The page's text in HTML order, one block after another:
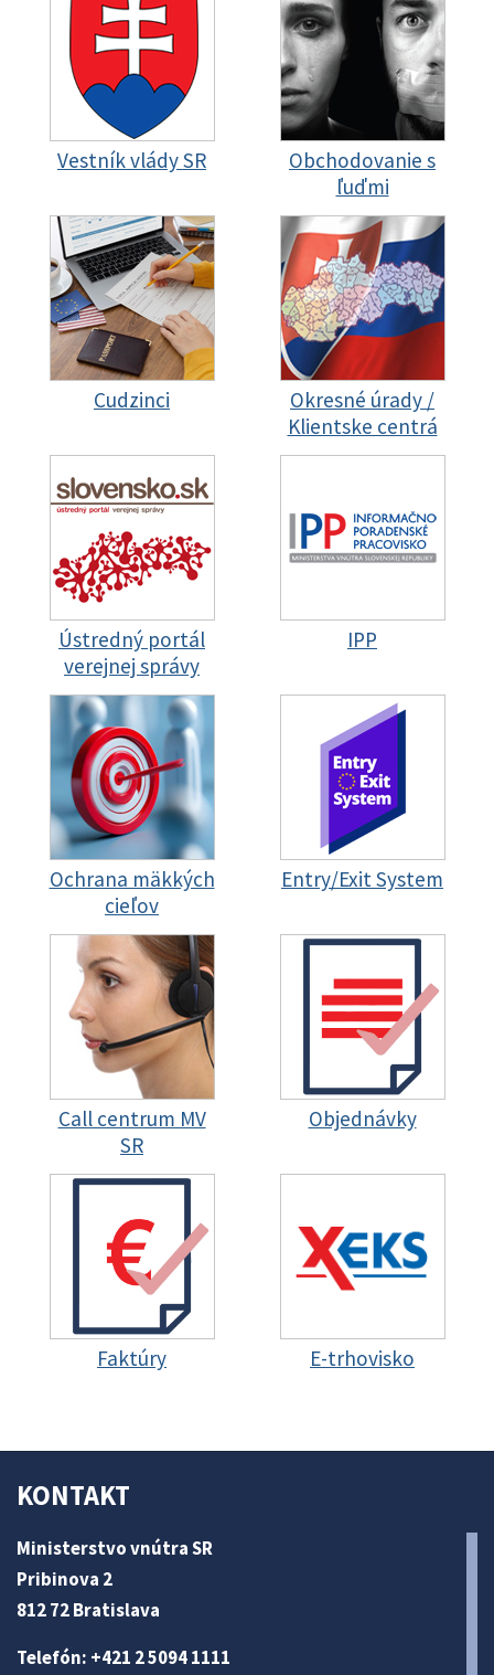
Vestník vlády SR
Obchodovanie s
ľuďmi
Cudzinci
Okresné úrady /
Klientske centrá
Ústredný portál
verejnej správy
IPP
Ochrana mäkkých
cieľov
Entry/Exit System
Call centrum MV
SR
Objednávky
Faktúry E-trhovisko
KONTAKT
Ministerstvo vnútra SR
Pribinova 2
812 72 Bratislava
Telefón: +421 2 5094 1111